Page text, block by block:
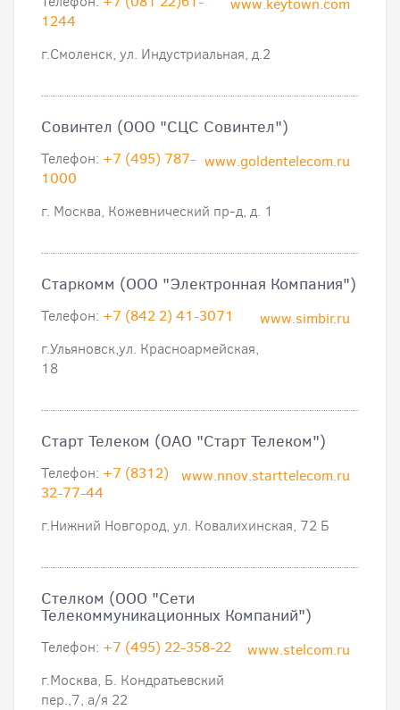
www.keytown.com
1244
г.Смоленск, ул. Индустриальная, д.2
Совинтел (ООО "СЦС Совинтел")
www.goldentelecom.ru
Телефон: +7 (495) 787-
1000
г. Москва, Кожевнический пр-д, д. 1
Старкомм (ООО "Электронная Компания")
www.simbir.ru
Телефон: +7 (842 2) 41-3071
г.Ульяновск,ул. Красноармейская,
18
Старт Телеком (ОАО "Старт Телеком")
www.nnov.starttelecom.ru
Телефон: +7 (8312)
32-77-44
г.Нижний Новгород, ул. Ковалихинская, 72 Б
Стелком (ООО "Сети
Телекоммуникационных Компаний")
www.stelcom.ru
Телефон: +7 (495) 22-358-22
г.Москва, Б. Кондратьевский
пер.,7, а/я 22